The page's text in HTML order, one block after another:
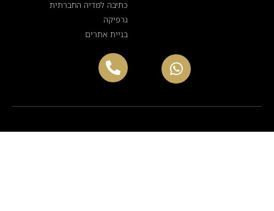
כתיבה למדיה החברתית
גרפיקה
בניית אתרים